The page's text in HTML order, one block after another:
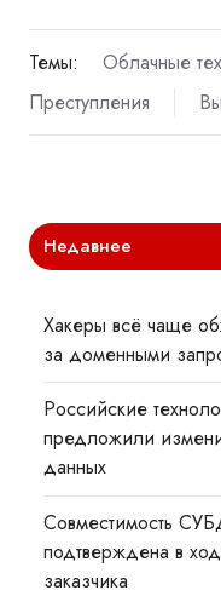
Темы:
Облачные
Преступления
Недавнее
Хакеры всё чаще
за доменными
Российские
предложили
данных
Совместимость
подтверждена в
заказчика